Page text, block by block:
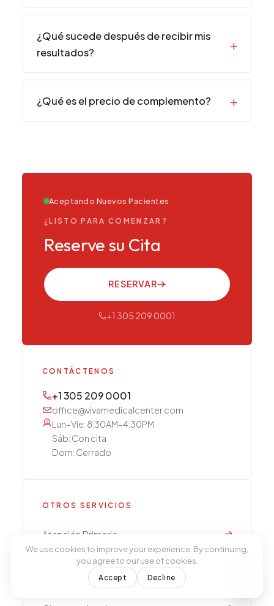
¿Qué sucede después de recibir mis
resultados?
¿Qué es el precio de complemento?
Aceptando Nuevos Pacientes
¿LISTO PARA COMENZAR?
Reserve su Cita
RESERVAR
+1 305 209 0001
CONTÁCTENOS
+1 305 209 0001
office@vivamedicalcenter.com
Lun–Vie: 8:30AM–4:30PM
Sáb: Con cita
Dom: Cerrado
OTROS SERVICIOS
Atención Primaria
Medicina de Concierge
Laboratorio Diagnóstico
We use cookies to improve your experience. By continuing,
you agree to our use of cookies.
Accept Decline